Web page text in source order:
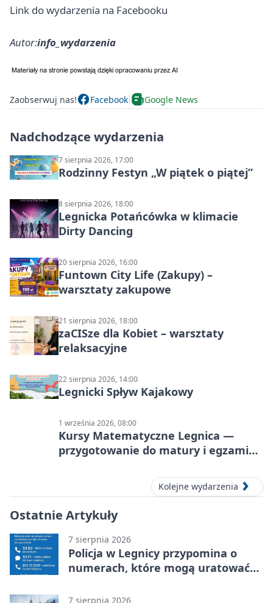
Link do wydarzenia na Facebooku
Autor:info_wydarzenia
Zaobserwuj nas! Facebook Google News
Nadchodzące wydarzenia
7 sierpnia 2026, 17:00
Rodzinny Festyn „W piątek o piątej”
8 sierpnia 2026, 18:00
Legnicka Potańcówka w klimacie
Dirty Dancing
20 sierpnia 2026, 16:00
Funtown City Life (Zakupy) –
warsztaty zakupowe
21 sierpnia 2026, 18:00
zaCISze dla Kobiet – warsztaty
relaksacyjne
22 sierpnia 2026, 14:00
Legnicki Spływ Kajakowy
1 września 2026, 08:00
Kursy Matematyczne Legnica —
przygotowanie do matury i egzaminu
Kolejne wydarzenia
Ostatnie Artykuły
7 sierpnia 2026
Policja w Legnicy przypomina o
numerach, które mogą uratować
7 sierpnia 2026